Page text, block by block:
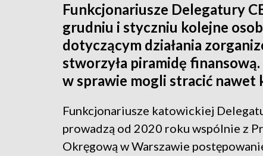
Funkcjonariusze Delegatury
grudniu i styczniu kolejne
dotyczącym działania
stworzyła piramidę
w sprawie mogli stracić nawet
Funkcjonariusze katowickiej
prowadzą od 2020 roku wspólnie z
Okręgową w Warszawie